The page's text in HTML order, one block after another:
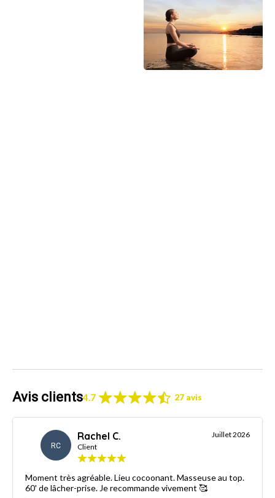
Avis clients4.7 27 avis
RC
Rachel C.
Client
Juillet 2026
Moment très agréable. Lieu cocoonant. Masseuse au top.
60' de lâcher-prise. Je recommande vivement 🥰